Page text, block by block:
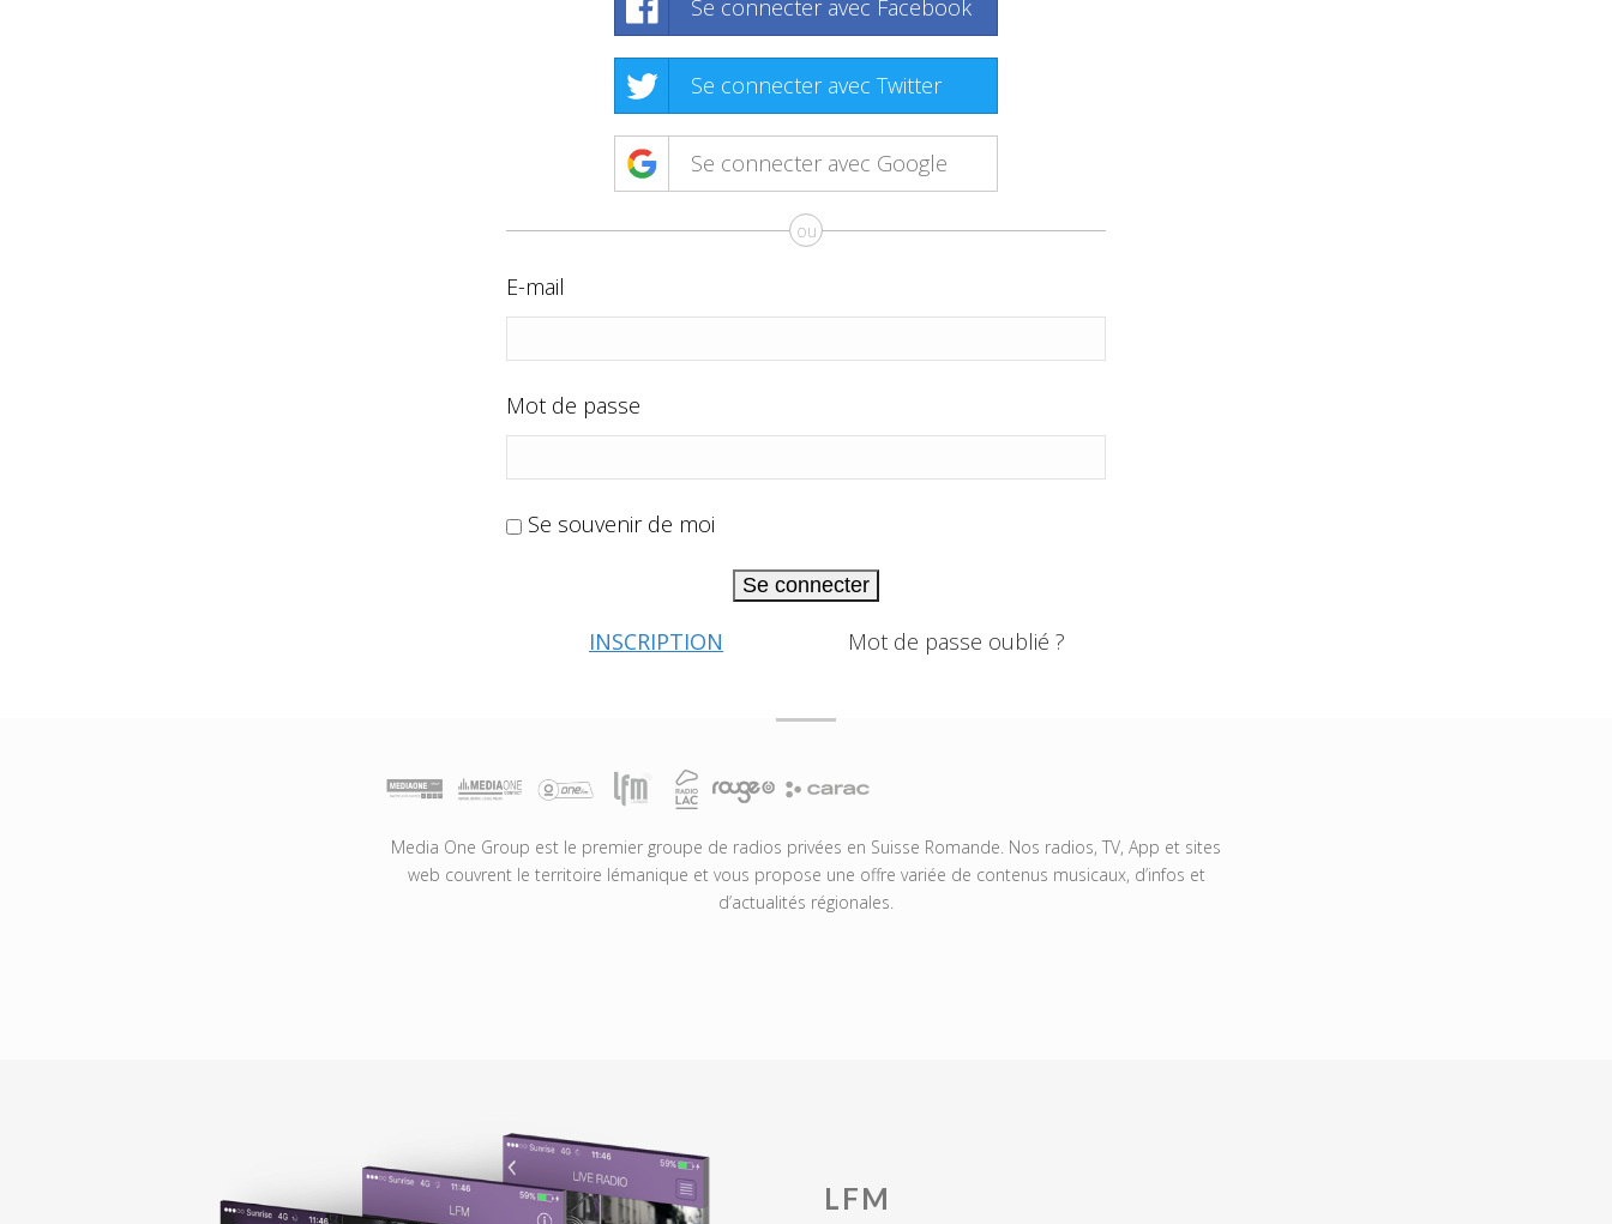
Se connecter avec Facebook
Se connecter avec Twitter
Se connecter avec Google
ou
E-mail
Mot de passe
Se souvenir de moi
Se connecter
INSCRIPTION Mot de passe oublié ?
Media One Group est le premier groupe de radios privées en Suisse Romande. Nos radios, TV, App et sites
web couvrent le territoire lémanique et vous propose une offre variée de contenus musicaux, d’infos et
d’actualités régionales.
LFM